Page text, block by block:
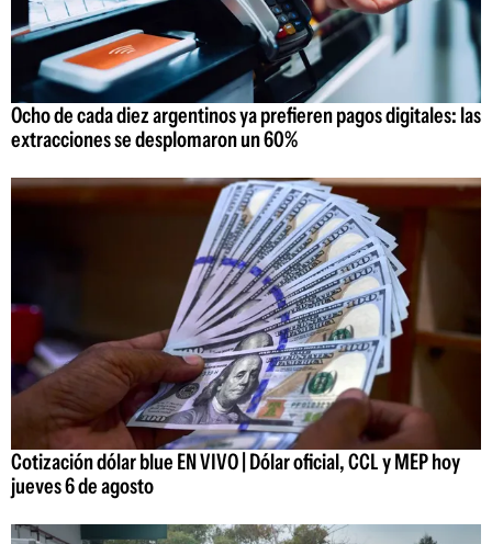
Ocho de cada diez argentinos ya prefieren pagos digitales: las
extracciones se desplomaron un 60%
Cotización dólar blue EN VIVO | Dólar oficial, CCL y MEP hoy
jueves 6 de agosto